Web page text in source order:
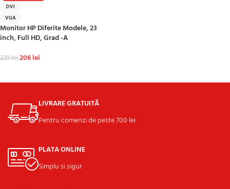
DVI
VGA
Monitor HP Diferite Modele, 23
inch, Full HD, Grad -A
229lei206lei
LIVRARE GRATUITĂ
Pentru comenzi de peste 700 lei
PLATA ONLINE
Simplu si sigur